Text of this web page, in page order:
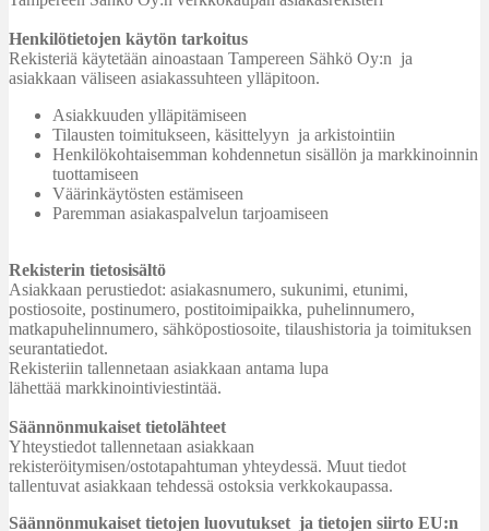
Henkilötietojen käytön tarkoitus
Rekisteriä käytetään ainoastaan Tampereen Sähkö Oy:n ja
asiakkaan väliseen asiakassuhteen ylläpitoon.
Asiakkuuden ylläpitämiseen
Tilausten toimitukseen, käsittelyyn ja arkistointiin
Henkilökohtaisemman kohdennetun sisällön ja markkinoinnin
tuottamiseen
Väärinkäytösten estämiseen
Paremman asiakaspalvelun tarjoamiseen
Rekisterin tietosisältö
Asiakkaan perustiedot: asiakasnumero, sukunimi, etunimi,
postiosoite, postinumero, postitoimipaikka, puhelinnumero,
matkapuhelinnumero, sähköpostiosoite, tilaushistoria ja toimituksen
seurantatiedot.
Rekisteriin tallennetaan asiakkaan antama lupa
lähettää markkinointiviestintää.
Säännönmukaiset tietolähteet
Yhteystiedot tallennetaan asiakkaan
rekisteröitymisen/ostotapahtuman yhteydessä. Muut tiedot
tallentuvat asiakkaan tehdessä ostoksia verkkokaupassa.
Säännönmukaiset tietojen luovutukset ja tietojen siirto EU:n